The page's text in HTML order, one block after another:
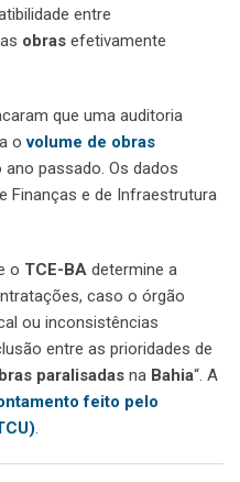
entre
obras efetivamente
que uma auditoria
ovolume de obras
ano passado. Os dados
Finanças e de Infraestrutura
o TCE-BA determine a
caso o órgão
ou inconsistências
entre as prioridades de
paralisadas na Bahia“. A
feito pelo
.